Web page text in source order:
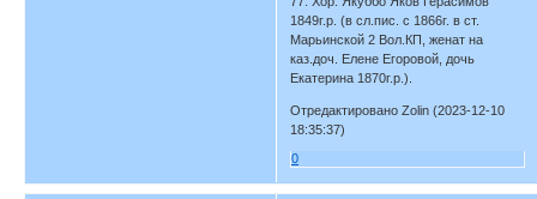
1849г.р. (в сл.пис. с 1866г. в ст.
Марьинской 2 Вол.КП, женат на
каз.доч. Елене Егоровой, дочь
Екатерина 1870г.р.).
Отредактировано Zolin (2023-12-10
18:35:37)
0